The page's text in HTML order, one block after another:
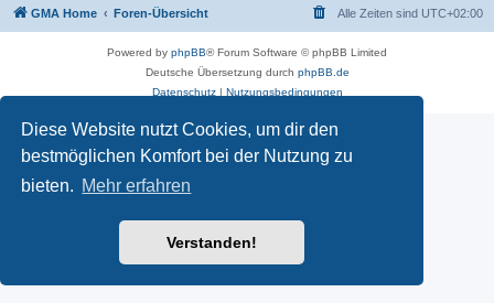
Diese Website nutzt Cookies, um dir den
bestmöglichen Komfort bei der Nutzung zu
bieten. Mehr erfahren
Verstanden!
GMA Home Foren-Übersicht Alle Zeiten sind UTC+02:00
Powered by phpBB® Forum Software © phpBB Limited
Deutsche Übersetzung durch phpBB.de
Datenschutz| Nutzungsbedingungen